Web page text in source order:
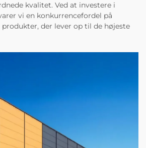
kvalitet. Ved at investere i
vi en konkurrencefordel på
der lever op til de højeste